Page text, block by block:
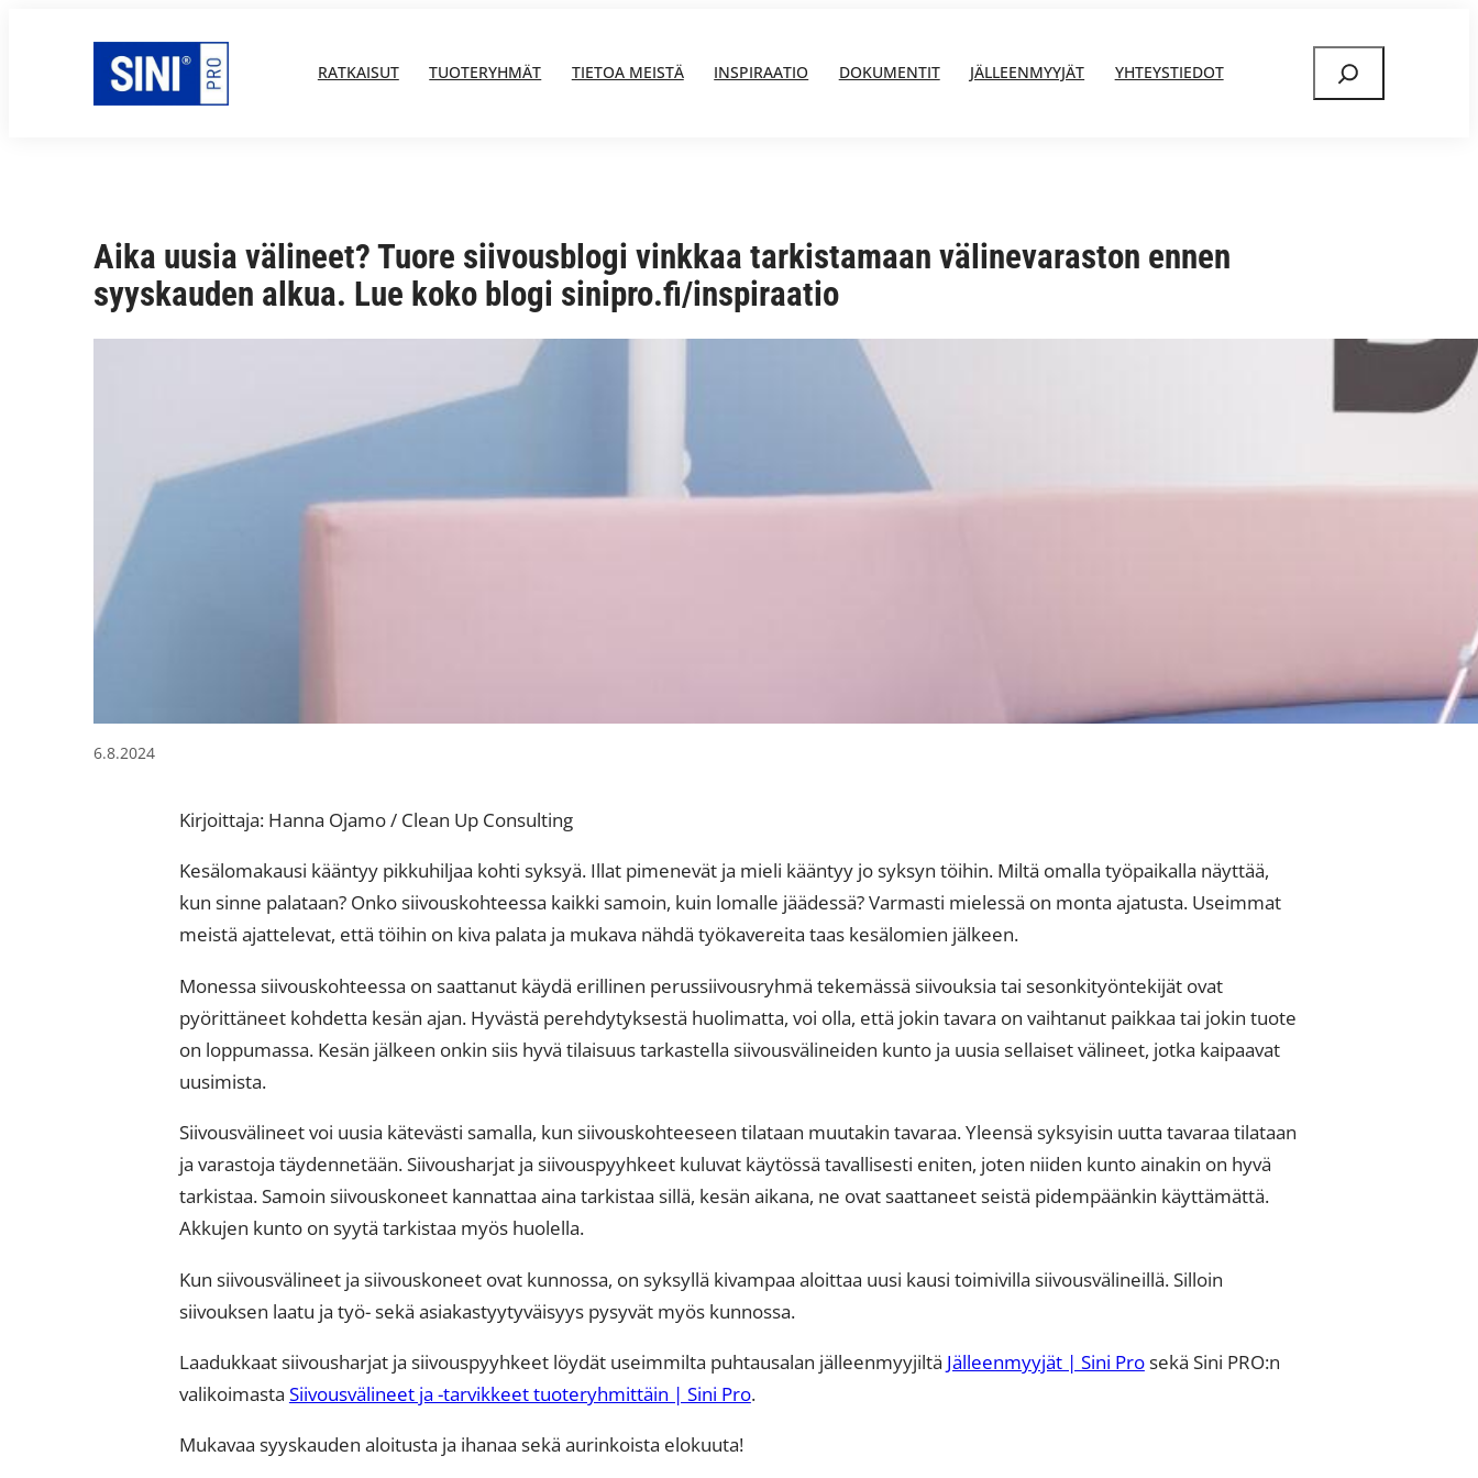
RATKAISUT TUOTERYHMÄT TIETOA MEISTÄ INSPIRAATIO DOKUMENTIT JÄLLEENMYYJÄT YHTEYSTIEDOT
Aika uusia välineet? Tuore siivousblogi vinkkaa tarkistamaan välinevaraston ennen
syyskauden alkua. Lue koko blogi sinipro.fi/inspiraatio
6.8.2024
Kirjoittaja: Hanna Ojamo / Clean Up Consulting
Kesälomakausi kääntyy pikkuhiljaa kohti syksyä. Illat pimenevät ja mieli kääntyy jo syksyn töihin. Miltä omalla työpaikalla näyttää,
kun sinne palataan? Onko siivouskohteessa kaikki samoin, kuin lomalle jäädessä? Varmasti mielessä on monta ajatusta. Useimmat
meistä ajattelevat, että töihin on kiva palata ja mukava nähdä työkavereita taas kesälomien jälkeen.
Monessa siivouskohteessa on saattanut käydä erillinen perussiivousryhmä tekemässä siivouksia tai sesonkityöntekijät ovat
pyörittäneet kohdetta kesän ajan. Hyvästä perehdytyksestä huolimatta, voi olla, että jokin tavara on vaihtanut paikkaa tai jokin tuote
on loppumassa. Kesän jälkeen onkin siis hyvä tilaisuus tarkastella siivousvälineiden kunto ja uusia sellaiset välineet, jotka kaipaavat
uusimista.
Siivousvälineet voi uusia kätevästi samalla, kun siivouskohteeseen tilataan muutakin tavaraa. Yleensä syksyisin uutta tavaraa tilataan
ja varastoja täydennetään. Siivousharjat ja siivouspyyhkeet kuluvat käytössä tavallisesti eniten, joten niiden kunto ainakin on hyvä
tarkistaa. Samoin siivouskoneet kannattaa aina tarkistaa sillä, kesän aikana, ne ovat saattaneet seistä pidempäänkin käyttämättä.
Akkujen kunto on syytä tarkistaa myös huolella.
Kun siivousvälineet ja siivouskoneet ovat kunnossa, on syksyllä kivampaa aloittaa uusi kausi toimivilla siivousvälineillä. Silloin
siivouksen laatu ja työ- sekä asiakastyytyväisyys pysyvät myös kunnossa.
Laadukkaat siivousharjat ja siivouspyyhkeet löydät useimmilta puhtausalan jälleenmyyjiltä Jälleenmyyjät | Sini Prosekä Sini PRO:n
valikoimasta Siivousvälineet ja -tarvikkeet tuoteryhmittäin | Sini Pro.
Mukavaa syyskauden aloitusta ja ihanaa sekä aurinkoista elokuuta!